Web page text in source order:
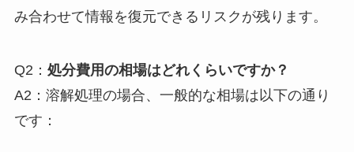
み合わせて情報を復元できるリスクが残ります。
Q2： 処分費用の相場はどれくらいですか？
A2：溶解処理の場合、一般的な相場は以下の通り
です：